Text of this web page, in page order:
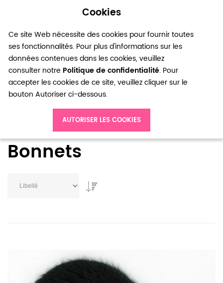
Cookies
Ce site Web nécessite des cookies pour fournir toutes
ses fonctionnalités. Pour plus d'informations sur les
données contenues dans les cookies, veuillez
consulter notre Politique de confidentialité. Pour
accepter les cookies de ce site, veuillez cliquer sur le
bouton Autoriser ci-dessous.
AUTORISER LES COOKIES
0
Bonnets
Bonnets